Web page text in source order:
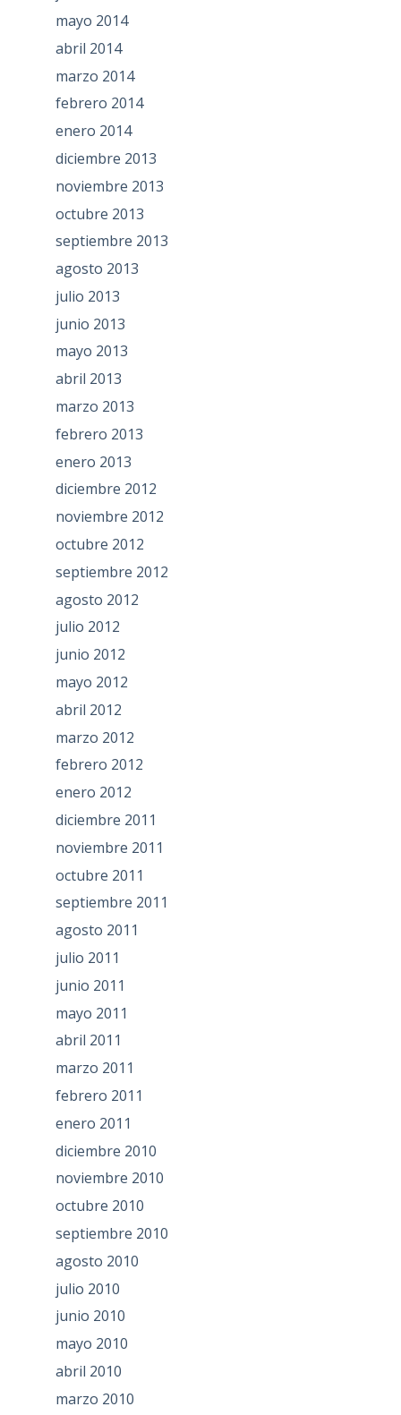
mayo 2014
abril 2014
marzo 2014
febrero 2014
enero 2014
diciembre 2013
noviembre 2013
octubre 2013
septiembre 2013
agosto 2013
julio 2013
junio 2013
mayo 2013
abril 2013
marzo 2013
febrero 2013
enero 2013
diciembre 2012
noviembre 2012
octubre 2012
septiembre 2012
agosto 2012
julio 2012
junio 2012
mayo 2012
abril 2012
marzo 2012
febrero 2012
enero 2012
diciembre 2011
noviembre 2011
octubre 2011
septiembre 2011
agosto 2011
julio 2011
junio 2011
mayo 2011
abril 2011
marzo 2011
febrero 2011
enero 2011
diciembre 2010
noviembre 2010
octubre 2010
septiembre 2010
agosto 2010
julio 2010
junio 2010
mayo 2010
abril 2010
marzo 2010